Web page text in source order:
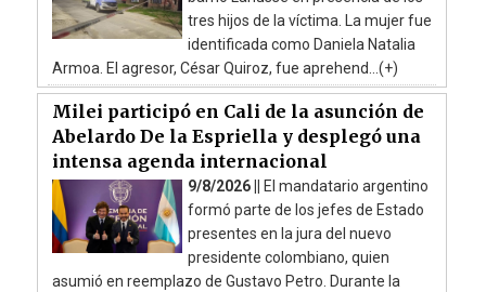
tres hijos de la víctima. La mujer fue
identificada como Daniela Natalia
Armoa. El agresor, César Quiroz, fue aprehend...(+)
Milei participó en Cali de la asunción de
Abelardo De la Espriella y desplegó una
intensa agenda internacional
9/8/2026 ||
El mandatario argentino
formó parte de los jefes de Estado
presentes en la jura del nuevo
presidente colombiano, quien
asumió en reemplazo de Gustavo Petro. Durante la